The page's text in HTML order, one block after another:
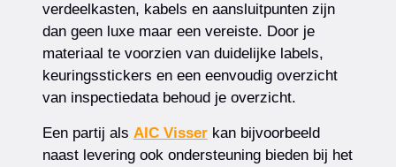
verdeelkasten, kabels en aansluitpunten zijn
dan geen luxe maar een vereiste. Door je
materiaal te voorzien van duidelijke labels,
keuringsstickers en een eenvoudig overzicht
van inspectiedata behoud je overzicht.
Een partij als AIC Visserkan bijvoorbeeld
naast levering ook ondersteuning bieden bij het